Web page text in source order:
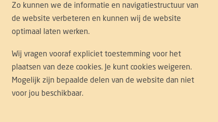
Zo kunnen we de informatie en navigatiestructuur van
de website verbeteren en kunnen wij de website
optimaal laten werken.
Wij vragen vooraf expliciet toestemming voor het
plaatsen van deze cookies. Je kunt cookies weigeren.
Mogelijk zijn bepaalde delen van de website dan niet
voor jou beschikbaar.